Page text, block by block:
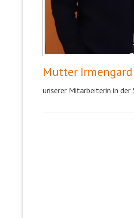
Mutter
unserer Mitarbeiterin in der